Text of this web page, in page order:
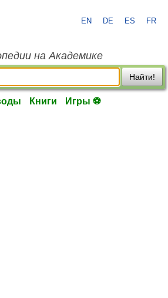
EN DE ES FR
на Академике
Найти!
Книги Игры ⚽